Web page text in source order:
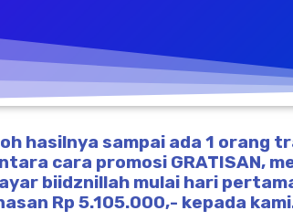
hasilnya sampai ada 1 orang
cara promosi GRATISAN,
biidznillah mulai hari
Rp 5.105.000,- kepada